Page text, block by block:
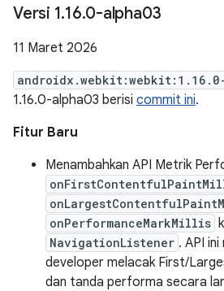
Versi 1.16.0-alpha03
11 Maret 2026
1.16.0-alpha03 berisi commit ini.
Fitur Baru
Menambahkan API Metrik
onPerformanceMarkMillis
NavigationListener . API ini
developer melacak First/
dan tanda performa secara